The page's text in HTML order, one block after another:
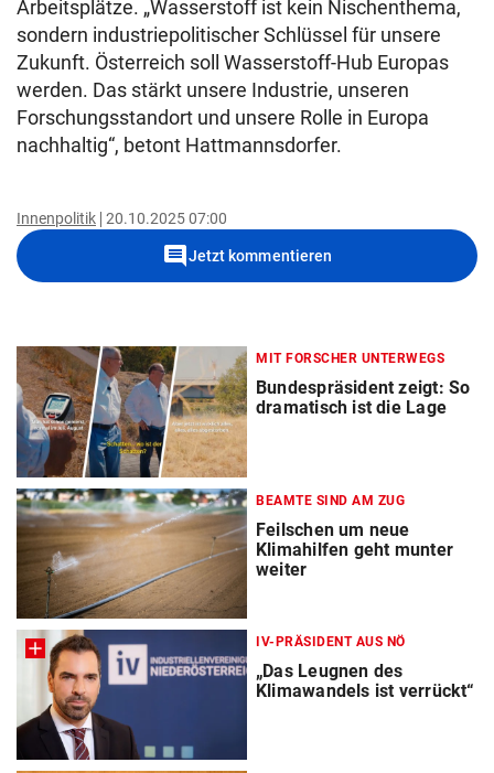
Arbeitsplätze. „Wasserstoff ist kein Nischenthema,
sondern industriepolitischer Schlüssel für unsere
Zukunft. Österreich soll Wasserstoff-Hub Europas
werden. Das stärkt unsere Industrie, unseren
Forschungsstandort und unsere Rolle in Europa
nachhaltig“, betont Hattmannsdorfer.
Innenpolitik 20.10.2025 07:00
commentJetzt kommentieren
MIT FORSCHER UNTERWEGS
Bundespräsident zeigt: So
dramatisch ist die Lage
BEAMTE SIND AM ZUG
Feilschen um neue
Klimahilfen geht munter
weiter
IV-PRÄSIDENT AUS NÖ
„Das Leugnen des
Klimawandels ist verrückt“